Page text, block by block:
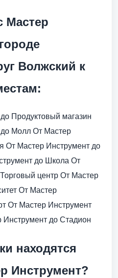
Мастер
Волжский к
Продуктовый магазин
Молл От Мастер
От Мастер Инструмент до
до Школа От
центр От Мастер
От Мастер
От Мастер Инструмент
до Стадион
находятся
Инструмент?